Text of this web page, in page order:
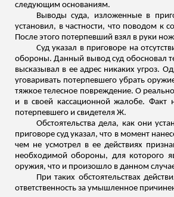
следующим основаниям.
Выводы суда, изложенные в
установил, в частности, что поводом к
После этого потерпевший взял в руки
Суд указал в приговоре на
обороны. Данный вывод суд обосновал
высказывал в ее адрес никаких угроз.
уговаривать потерпевшего убрать
тяжкое телесное повреждение. О
и в своей кассационной жалобе. Факт
потерпевшего и свидетеля Ж.
Обстоятельства дела, как они
приговоре суд указал, что в момент
чем не усмотрел в ее действиях
необходимой обороны, для которого
оружия, что и произошло в данном
При таких обстоятельствах
ответственность за умышленное